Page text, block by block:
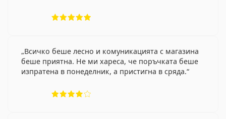
Всичко беше лесно и комуникацията с магазина
беше приятна. Не ми хареса, че поръчката беше
изпратена в понеделник, а пристигна в сряда.